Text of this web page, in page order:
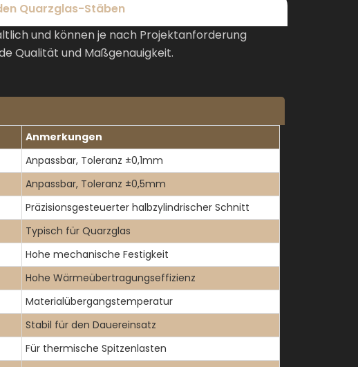
Quarzglas-Stäben
und können je nach Projektanforderung
Qualität und Maßgenauigkeit.
Anmerkungen
Anpassbar, Toleranz ±0,1mm
Anpassbar, Toleranz ±0,5mm
Präzisionsgesteuerter halbzylindrischer Schnitt
Typisch für Quarzglas
Hohe mechanische Festigkeit
Hohe Wärmeübertragungseffizienz
Materialübergangstemperatur
Stabil für den Dauereinsatz
Für thermische Spitzenlasten